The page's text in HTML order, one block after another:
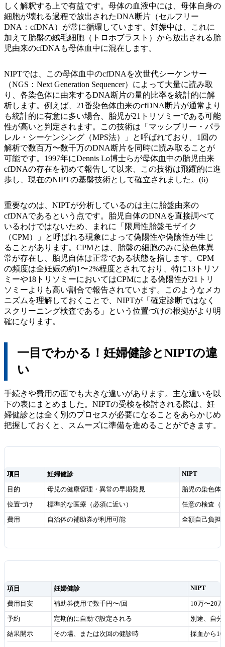
しく解釈する上で有益です。母体の血液中には、母体自身の
細胞が壊れる過程で放出されたDNA断片（セルフリー
DNA：cfDNA）が常に循環しています。妊娠中は、これに
加えて胎盤の絨毛細胞（トロホブラスト）から放出される胎
児由来のcfDNAも母体血中に混在します。
NIPTでは、この母体血中のcfDNAを次世代シーケンサー
（NGS：Next Generation Sequencer）によって大量に読み取
り、各染色体に由来するDNA断片の量的比率を統計的に解
析します。例えば、21番染色体由来のcfDNA断片が通常より
も統計的に有意に多い場合、胎児が21トリソミーである可能
性が高いと判定されます。この技術は「マッシブリー・パラ
レル・シーケンシング（MPS法）」と呼ばれており、1回の
解析で数百万〜数千万のDNA断片を同時に読み取ることが
可能です。1997年にDennis Lo博士らが母体血中の胎児由来
cfDNAの存在を初めて報告して以来、この技術は飛躍的に進
歩し、現在のNIPTの基盤技術として確立されました。(6)
重要なのは、NIPTが分析しているのは主に胎盤由来の
cfDNAであるという点です。胎児自体のDNAを直接調べて
いるわけではないため、まれに「限局性胎盤モザイク
（CPM）」と呼ばれる現象によって偽陽性や偽陰性が生じ
ることがあります。CPMとは、胎盤の細胞のみに染色体異
常が存在し、胎児自体は正常である状態を指します。CPM
の頻度は全妊娠の約1〜2%程度とされており、特に13トリソ
ミーや18トリソミーにおいてはCPMによる偽陽性が21トリ
ソミーよりも高い割合で報告されています。このようなメカ
ニズムを理解しておくことで、NIPTが「確定診断ではなく
スクリーニング検査である」という位置づけの根拠がより明
確になります。
一目でわかる！妊婦健診とNIPTの違
い
手続きや費用の面でも大きな違いがあります。主な違いを以
下の表にまとめました。NIPTの受検を検討される際は、妊
婦健診とは全く別のプロセスが必要になることをあらかじめ
把握しておくと、スムーズに準備を進めることができます。
項目 妊婦健診 NIPT
目的 母児の健康管理・異常の早期発見 胎児の染色体
位置づけ 標準的な医療（必須に近い） 任意の検査（
費用 自治体の補助券が利用可能 全額自己負担
項目 妊婦健診 NIPT
費用目安 補助券使用で数千円〜/回 10万〜20
予約 定期的に自動で設定される 別途、自分
結果開示 その場、または次回の健診時 採血から